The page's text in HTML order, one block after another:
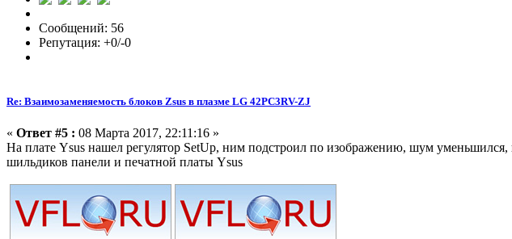
Сообщений: 56
Репутация: +0/-0
Re: Взаимозаменяемость блоков Zsus в плазме LG 42PC3RV-ZJ
« Ответ #5 : 08 Марта 2017, 22:11:16 »
На плате Ysus нашел регулятор SetUp, ним подстроил по изображению, шум
шильдиков панели и печатной платы Ysus